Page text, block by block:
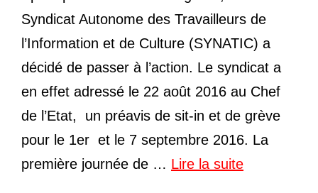
Syndicat Autonome des Travailleurs de
l’Information et de Culture (SYNATIC) a
décidé de passer à l’action. Le syndicat a
en effet adressé le 22 août 2016 au Chef
de l’Etat, un préavis de sit-in et de grève
pour le 1er et le 7 septembre 2016. La
première journée de … Lire la suite